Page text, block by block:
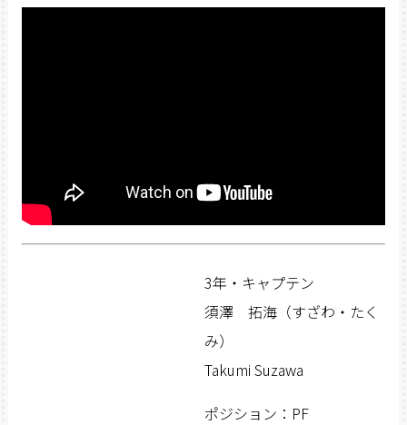
3年・キャプテン
須澤 拓海（すざわ・たく
み）
Takumi Suzawa
ポジション：PF